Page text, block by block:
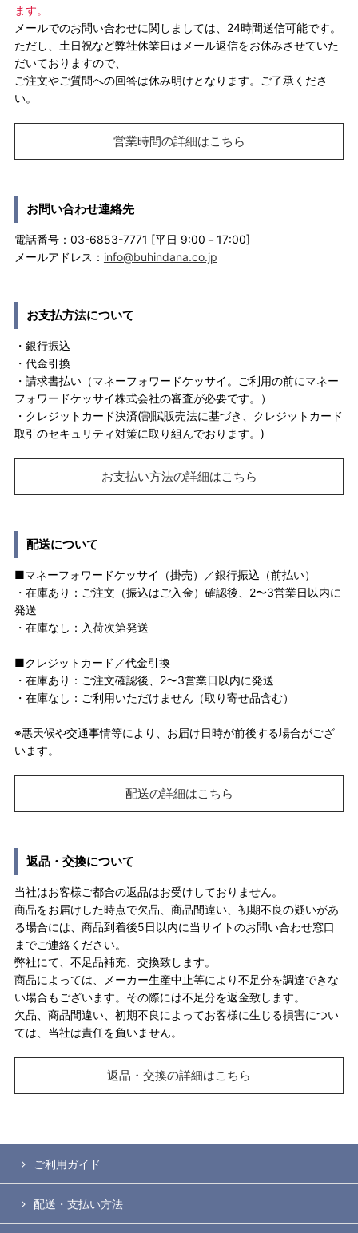
ます。
メールでのお問い合わせに関しましては、24時間送信可能です。
ただし、土日祝など弊社休業日はメール返信をお休みさせていた
だいておりますので、
ご注文やご質問への回答は休み明けとなります。ご了承くださ
い。
営業時間の詳細はこちら
お問い合わせ連絡先
電話番号：03-6853-7771 [平日 9:00－17:00]
メールアドレス： info@buhindana.co.jp
お支払方法について
・銀行振込
・代金引換
・請求書払い（マネーフォワードケッサイ。ご利用の前にマネー
フォワードケッサイ株式会社の審査が必要です。）
・クレジットカード決済(割賦販売法に基づき、クレジットカード
取引のセキュリティ対策に取り組んでおります。)
お支払い方法の詳細はこちら
配送について
■マネーフォワードケッサイ（掛売）／銀行振込（前払い）
・在庫あり：ご注文（振込はご入金）確認後、2〜3営業日以内に
発送
・在庫なし：入荷次第発送
■クレジットカード／代金引換
・在庫あり：ご注文確認後、2〜3営業日以内に発送
・在庫なし：ご利用いただけません（取り寄せ品含む）
※悪天候や交通事情等により、お届け日時が前後する場合がござ
います。
配送の詳細はこちら
返品・交換について
当社はお客様ご都合の返品はお受けしておりません。
商品をお届けした時点で欠品、商品間違い、初期不良の疑いがあ
る場合には、商品到着後5日以内に当サイトのお問い合わせ窓口
までご連絡ください。
弊社にて、不足品補充、交換致します。
商品によっては、メーカー生産中止等により不足分を調達できな
い場合もございます。その際には不足分を返金致します。
欠品、商品間違い、初期不良によってお客様に生じる損害につい
ては、当社は責任を負いません。
返品・交換の詳細はこちら
ご利用ガイド
配送・支払い方法